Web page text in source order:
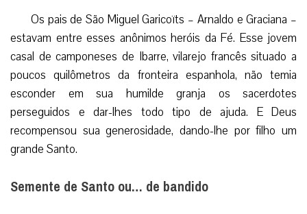
Os pais de São Miguel Garicoïts – Arnaldo e Graciana –
estavam entre esses anônimos heróis da Fé. Esse jovem
casal de camponeses de Ibarre, vilarejo francês situado a
poucos quilômetros da fronteira espanhola, não temia
esconder em sua humilde granja os sacerdotes
perseguidos e dar-lhes todo tipo de ajuda. E Deus
recompensou sua generosidade, dando-lhe por filho um
grande Santo.
Semente de Santo ou… de bandido